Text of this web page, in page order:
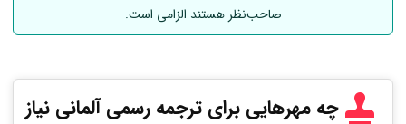
صاحب‌نظر هستند الزامی است.
چه مهرهایی برای ترجمه رسمیآلمانی نیاز